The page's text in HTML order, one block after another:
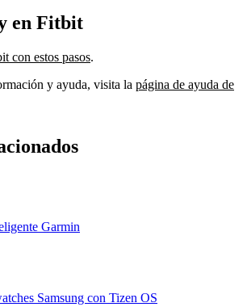
en Fitbit
con estos pasos.
y ayuda, visita la página de ayuda de
Garmin
Samsung con Tizen OS